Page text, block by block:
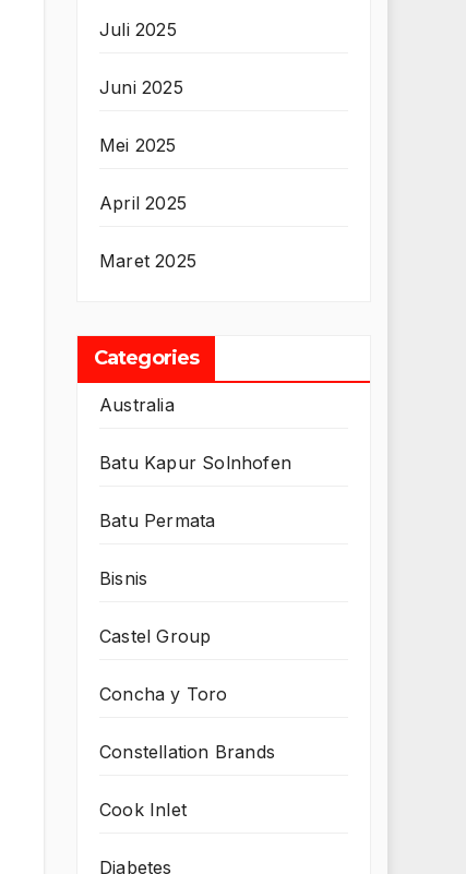
Juli 2025
Juni 2025
Mei 2025
April 2025
Maret 2025
Categories
Australia
Batu Kapur Solnhofen
Batu Permata
Bisnis
Castel Group
Concha y Toro
Constellation Brands
Cook Inlet
Diabetes